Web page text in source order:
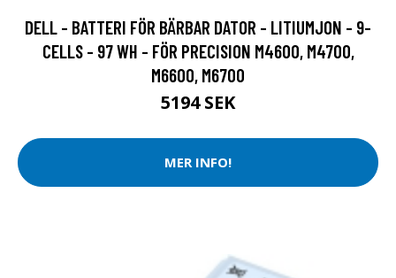
DELL - BATTERI FÖR BÄRBAR DATOR - LITIUMJON - 9-
CELLS - 97 WH - FÖR PRECISION M4600, M4700,
M6600, M6700
5194 SEK
MER INFO!